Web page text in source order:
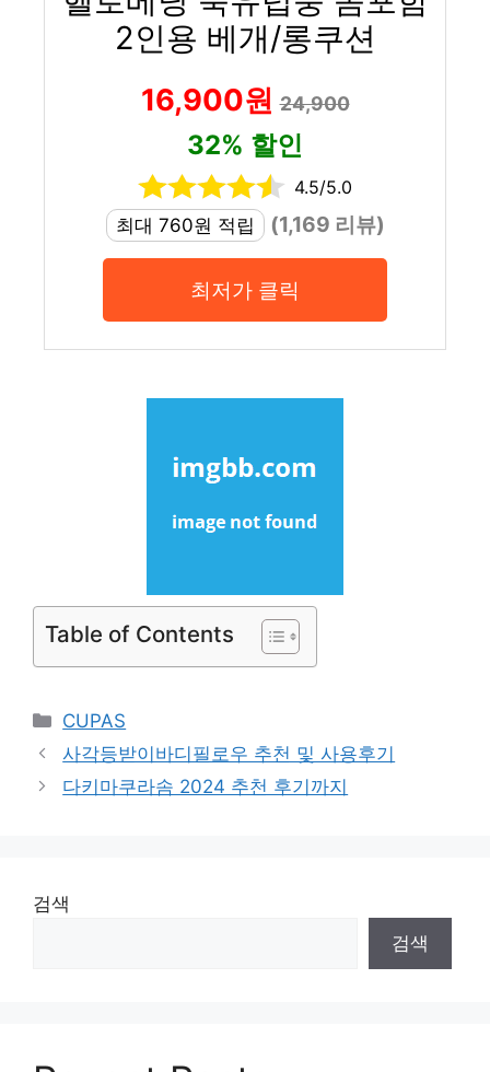
2인용 베개/롱쿠션
16,900원24,900
32% 할인
4.5/5.0
최대 760원 적립
(1,169 리뷰)
최저가 클릭
Table of Contents
Categories
CUPAS
사각등받이바디필로우 추천 및 사용후기
다키마쿠라솜 2024 추천 후기까지
검색
검색